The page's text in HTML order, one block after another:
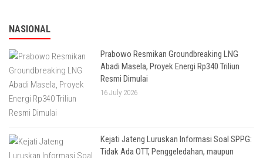
NASIONAL
Prabowo Resmikan Groundbreaking LNG
Abadi Masela, Proyek Energi Rp340 Triliun
Resmi Dimulai
16 July 2026
Kejati Jateng Luruskan Informasi Soal SPPG:
Tidak Ada OTT, Penggeledahan, maupun